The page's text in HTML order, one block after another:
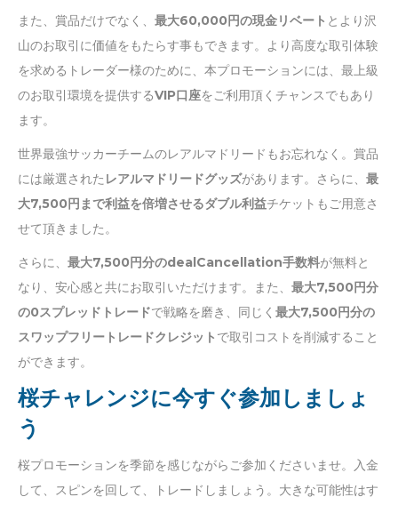
また、賞品だけでなく、 最大60,000円の現金リベート とより沢
山のお取引に価値をもたらす事もできます。より高度な取引体験
を求めるトレーダー様のために、本プロモーションには、最上級
のお取引環境を提供するVIP口座をご利用頂くチャンスでもあり
ます。
世界最強サッカーチームのレアルマドリードもお忘れなく。賞品
には厳選された レアルマドリードグッズがあります。さらに、 最
大7,500円まで利益を倍増させるダブル利益チケットもご用意さ
せて頂きました。
さらに、 最大7,500円分のdealCancellation手数料が無料と
なり、安心感と共にお取引いただけます。また、 最大7,500円分
の0スプレッドトレードで戦略を磨き、同じく 最大7,500円分の
スワップフリートレードクレジット で取引コストを削減すること
ができます。
桜チャレンジに今すぐ参加しましょ
う
桜プロモーションを季節を感じながらご参加くださいませ。入金
して、スピンを回して、トレードしましょう。大きな可能性はす